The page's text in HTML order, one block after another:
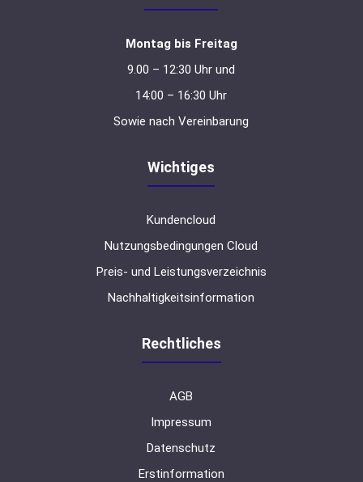
Montag bis Freitag
9.00 – 12:30 Uhr und
14:00 – 16:30 Uhr
Sowie nach Vereinbarung
Rechtliches
AGB
Impressum
Datenschutz
Erstinformation
Wichtiges
Kundencloud
Nutzungsbedingungen Cloud
Preis- und Leistungsverzeichnis
Nachhaltigkeitsinformation